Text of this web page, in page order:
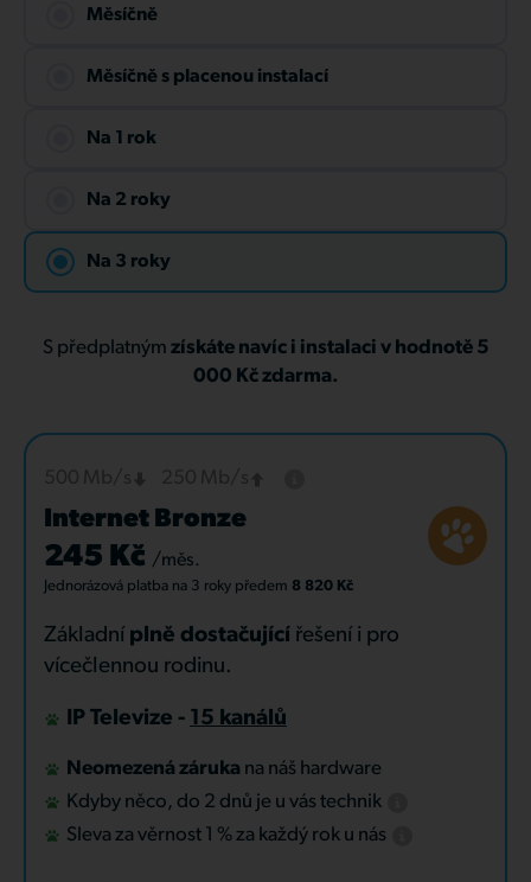
Měsíčně
Měsíčně s placenou instalací
Na 1 rok
Na 2 roky
Na 3 roky
S předplatným získáte navíc i instalaci v hodnotě 5
000 Kč zdarma.
Internet Bronze
245 Kč /měs.
Jednorázová platba na 3 roky předem 8 820 Kč
Základní plně dostačující řešení i pro
vícečlennou rodinu.
IP Televize - 15 kanálů
Neomezená záruka na náš hardware
Kdyby něco, do 2 dnů je u vás technik
Sleva za věrnost 1 % za každý rok u nás